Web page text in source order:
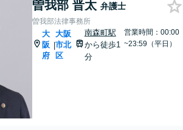
曽我部 晋太 弁護士
曽我部法律事務所
大
阪
府
|
大阪
市北
区
南森町駅
から徒歩1
分
営業時間：00:00
~23:59（平日）